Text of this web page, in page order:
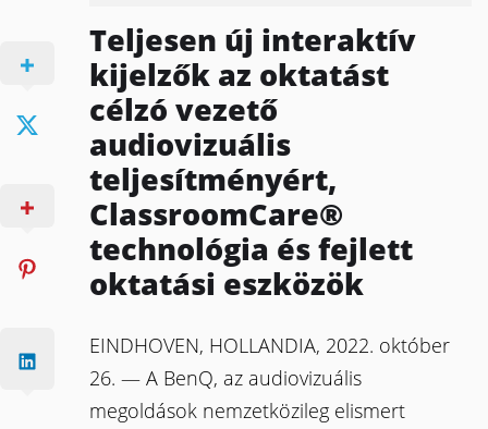
Teljesen új interaktív
kijelzők az oktatást
célzó vezető
audiovizuális
teljesítményért,
ClassroomCare®
technológia és fejlett
oktatási eszközök
EINDHOVEN, HOLLANDIA, 2022. október
26. — A BenQ, az audiovizuális
megoldások nemzetközileg elismert